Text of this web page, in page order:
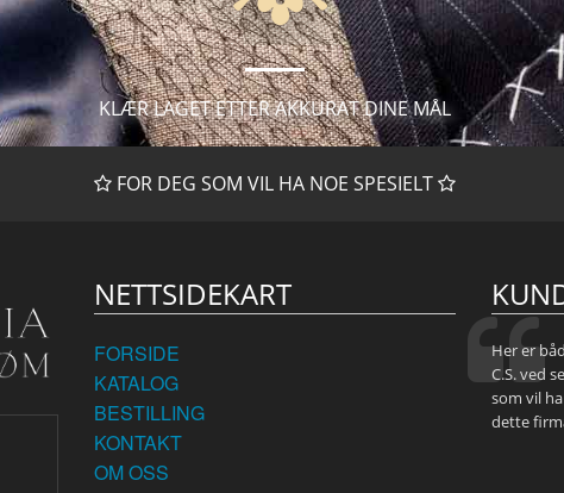
KLÆR LAGET ETTER AKKURAT DINE MÅL
FOR DEG SOM VIL HA NOE SPESIELT
NETTSIDEKART
FORSIDE
KATALOG
BESTILLING
KONTAKT
OM OSS
Her er
C.S. ved
som vil
dette